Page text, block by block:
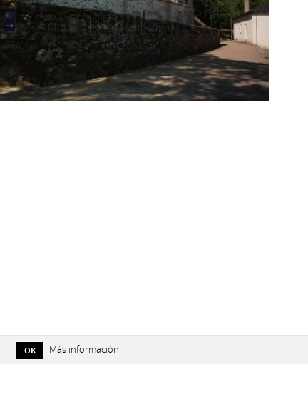
OK Más información